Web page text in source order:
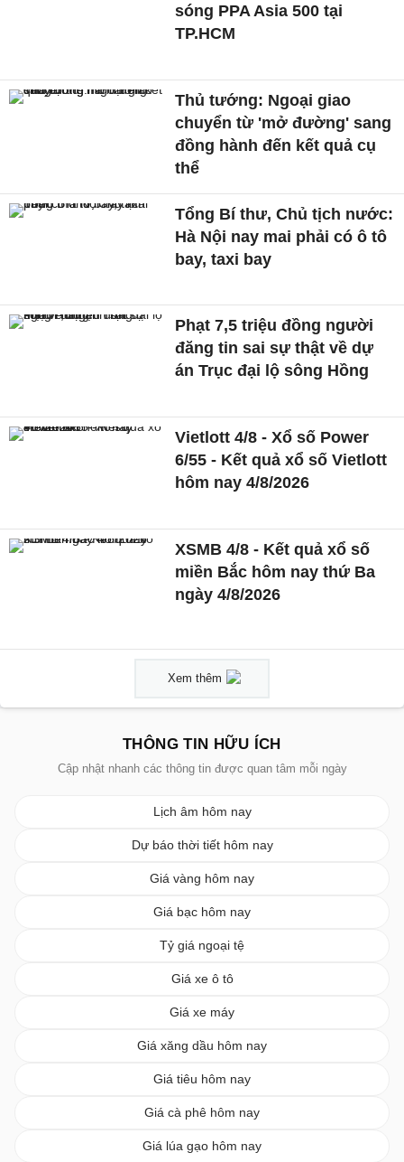
sóng PPA Asia 500 tại
TP.HCM
Thủ tướng: Ngoại giao
chuyển từ 'mở đường' sang
đồng hành đến kết quả cụ
thể
Tổng Bí thư, Chủ tịch nước:
Hà Nội nay mai phải có ô tô
bay, taxi bay
Phạt 7,5 triệu đồng người
đăng tin sai sự thật về dự
án Trục đại lộ sông Hồng
Vietlott 4/8 - Xổ số Power
6/55 - Kết quả xổ số Vietlott
hôm nay 4/8/2026
XSMB 4/8 - Kết quả xổ số
miền Bắc hôm nay thứ Ba
ngày 4/8/2026
Xem thêm
THÔNG TIN HỮU ÍCH
Cập nhật nhanh các thông tin được quan tâm mỗi ngày
Lịch âm hôm nay
Dự báo thời tiết hôm nay
Giá vàng hôm nay
Giá bạc hôm nay
Tỷ giá ngoại tệ
Giá xe ô tô
Giá xe máy
Giá xăng dầu hôm nay
Giá tiêu hôm nay
Giá cà phê hôm nay
Giá lúa gạo hôm nay